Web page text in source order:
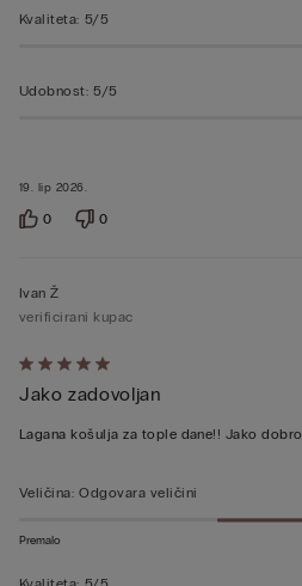
19. lip 2026.
Kvaliteta: 5/5
Udobnost: 5/5
0 0
Dali
ste
ocjenu
od
Ivan Ž
verificirani kupac
Jako zadovoljan
Lagana košulja za tople dane!! Jako dobro
Veličina: Odgovara veličini
Premalo